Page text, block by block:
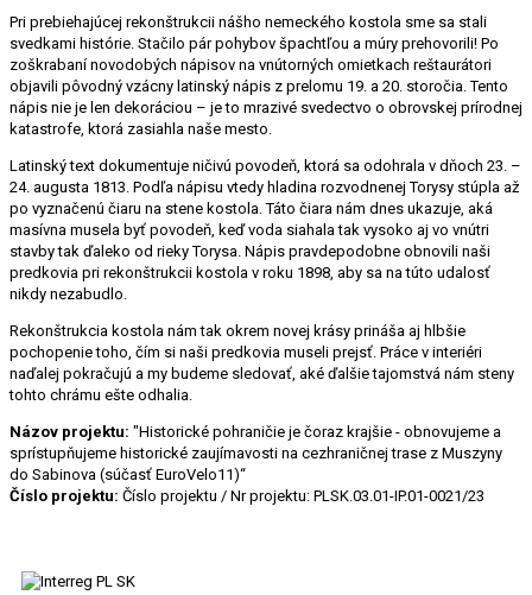
Pri prebiehajúcej rekonštrukcii nášho nemeckého kostola sme sa stali
svedkami histórie. Stačilo pár pohybov špachtľou a múry prehovorili! Po
zoškrabaní novodobých nápisov na vnútorných omietkach reštaurátori
objavili pôvodný vzácny latinský nápis z prelomu 19. a 20. storočia. Tento
nápis nie je len dekoráciou – je to mrazivé svedectvo o obrovskej prírodnej
katastrofe, ktorá zasiahla naše mesto.
Latinský text dokumentuje ničivú povodeň, ktorá sa odohrala v dňoch 23. –
24. augusta 1813. Podľa nápisu vtedy hladina rozvodnenej Torysy stúpla až
po vyznačenú čiaru na stene kostola. Táto čiara nám dnes ukazuje, aká
masívna musela byť povodeň, keď voda siahala tak vysoko aj vo vnútri
stavby tak ďaleko od rieky Torysa. Nápis pravdepodobne obnovili naši
predkovia pri rekonštrukcii kostola v roku 1898, aby sa na túto udalosť
nikdy nezabudlo.
Rekonštrukcia kostola nám tak okrem novej krásy prináša aj hlbšie
pochopenie toho, čím si naši predkovia museli prejsť. Práce v interiéri
naďalej pokračujú a my budeme sledovať, aké ďalšie tajomstvá nám steny
tohto chrámu ešte odhalia.
Názov projektu: "Historické pohraničie je čoraz krajšie - obnovujeme a
sprístupňujeme historické zaujímavosti na cezhraničnej trase z Muszyny
do Sabinova (súčasť EuroVelo11)“
Číslo projektu: Číslo projektu / Nr projektu: PLSK.03.01-IP.01-0021/23